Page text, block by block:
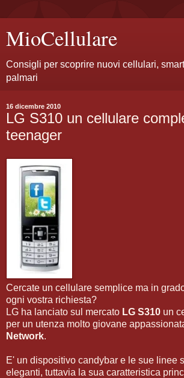
MioCellulare
Consigli per scoprire nuovi cellulari,
palmari
16 dicembre 2010
LG S310 un cellulare
teenager
Cercate un cellulare semplice ma in
ogni vostra richiesta?
LG ha lanciato sul mercato LG S310 un
per un utenza molto giovane
Network.
E' un dispositivo candybar e le sue linee
eleganti, tuttavia la sua caratteristica